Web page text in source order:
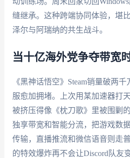
缝继承。这种跨端协同体验，堪
泽尔与阿瑞纳的共生战斗。
当十亿海外党争夺带宽
《黑神话悟空》Steam销量破两
服愈加拥堵。上次用某加速器打
被挤压得像《枕刀歌》里被围剿
独享带宽和智能分流，把游戏数
传输，直播推流和微信语音则走
的特效爆炸再不会让Discord队友